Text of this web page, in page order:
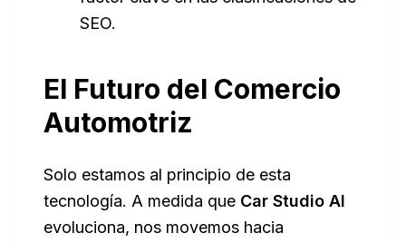
SEO.
El Futuro del Comercio
Automotriz
Solo estamos al principio de esta
tecnología. A medida que Car Studio AI
evoluciona, nos movemos hacia